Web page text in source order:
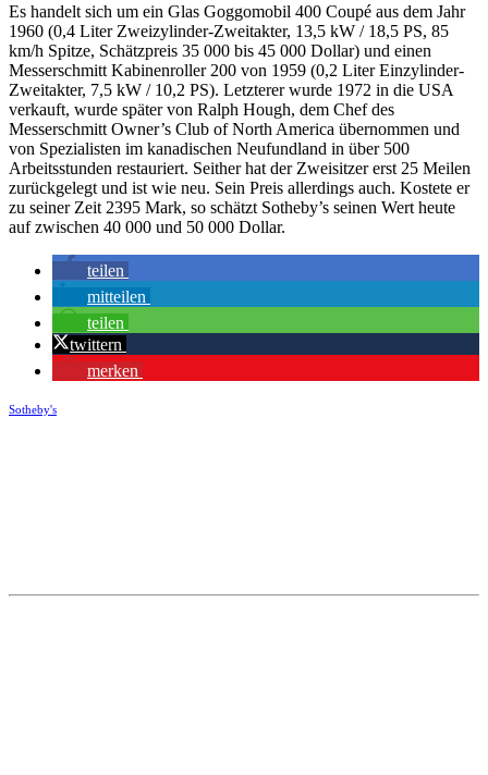
Es handelt sich um ein Glas Goggomobil 400 Coupé aus dem Jahr
1960 (0,4 Liter Zweizylinder-Zweitakter, 13,5 kW / 18,5 PS, 85
km/h Spitze, Schätzpreis 35 000 bis 45 000 Dollar) und einen
Messerschmitt Kabinenroller 200 von 1959 (0,2 Liter Einzylinder-
Zweitakter, 7,5 kW / 10,2 PS). Letzterer wurde 1972 in die USA
verkauft, wurde später von Ralph Hough, dem Chef des
Messerschmitt Owner’s Club of North America übernommen und
von Spezialisten im kanadischen Neufundland in über 500
Arbeitsstunden restauriert. Seither hat der Zweisitzer erst 25 Meilen
zurückgelegt und ist wie neu. Sein Preis allerdings auch. Kostete er
zu seiner Zeit 2395 Mark, so schätzt Sotheby’s seinen Wert heute
auf zwischen 40 000 und 50 000 Dollar.
teilen
mitteilen
teilen
twittern
merken
Sotheby's